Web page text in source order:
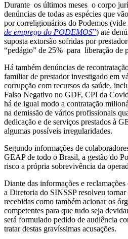
Durante os últimos meses o corpo
denúncias de todas as espécies que
por correligionários do Podemos (vide
de emprego do PODEMOS”) até
suposta extorsão sofridas por
“pedágio” de 25% para liberação de
Há também denúncias de
familiar de prestador investigado em
corrupção com recursos da saúde,
Falso Negativo no GDF, CPI da
há de igual modo a contratação
na demissão de vários profissionais
dedicação e de serviços prestados à
algumas possíveis irregularidades.
Segundo informações de
GEAP de todo o Brasil, a gestão do
risco a própria sobrevivência da
Diante das informações e
a Diretoria do SINSSP resolveu
recebidas como também acionar os
competentes para que tudo seja
será formulado pedido de audiência
tratar destas gravíssimas acusações.